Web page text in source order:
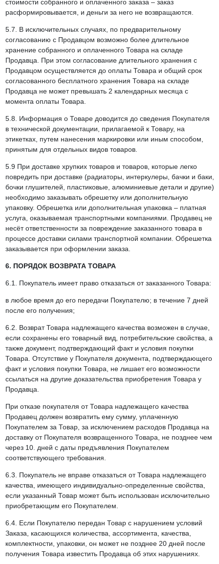
стоимости собранного и оплаченного заказа – заказ
расформировывается, и деньги за него не возвращаются.
5.7. В исключительных случаях, по предварительному
согласованию с Продавцом возможно более длительное
хранение собранного и оплаченного Товара на складе
Продавца. При этом согласование длительного хранения с
Продавцом осуществляется до оплаты Товара и общий срок
согласованного бесплатного хранения Товара на складе
Продавца не может превышать 2 календарных месяца с
момента оплаты Товара.
5.8. Информация о Товаре доводится до сведения Покупателя
в технической документации, прилагаемой к Товару, на
этикетках, путем нанесения маркировки или иным способом,
принятым для отдельных видов товаров.
5.9 При доставке хрупких товаров и товаров, которые легко
повредить при доставке (радиаторы, интеркулеры, бачки и баки,
бочки глушителей, пластиковые, алюминиевые детали и другие)
необходимо заказывать обрешетку или дополнительную
упаковку. Обрешетка или дополнительная упаковка – платная
услуга, оказываемая транспортными компаниями. Продавец не
несёт ответственности за повреждение заказанного товара в
процессе доставки силами транспортной компании. Обрешетка
заказывается при оформлении заказа.
6. ПОРЯДОК ВОЗВРАТА ТОВАРА
6.1. Покупатель имеет право отказаться от заказанного Товара:
в любое время до его передачи Покупателю; в течение 7 дней
после его получения;
6.2. Возврат Товара надлежащего качества возможен в случае,
если сохранены его товарный вид, потребительские свойства, а
также документ, подтверждающий факт и условия покупки
Товара. Отсутствие у Покупателя документа, подтверждающего
факт и условия покупки Товара, не лишает его возможности
ссылаться на другие доказательства приобретения Товара у
Продавца.
При отказе покупателя от Товара надлежащего качества
Продавец должен возвратить ему сумму, уплаченную
Покупателем за Товар, за исключением расходов Продавца на
доставку от Покупателя возвращенного Товара, не позднее чем
через 10. дней с даты предъявления Покупателем
соответствующего требования.
6.3. Покупатель не вправе отказаться от Товара надлежащего
качества, имеющего индивидуально-определенные свойства,
если указанный Товар может быть использован исключительно
приобретающим его Покупателем.
6.4. Если Покупателю передан Товар с нарушением условий
Заказа, касающихся количества, ассортимента, качества,
комплектности, упаковки, он может не позднее 20 дней после
получения Товара известить Продавца об этих нарушениях.